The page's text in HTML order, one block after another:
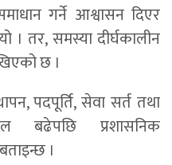
गर्ने आश्वासन दिएर
। तर, समस्या दीर्घकालीन
छ ।
पदपूर्ति, सेवा सर्त तथा
बढेपछि प्रशासनिक
।